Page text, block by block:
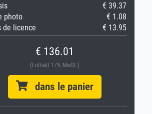
€ 39.37
photo
€ 1.08
de licence
€ 13.95
€ 136.01
(Enthält 17% MwSt.)
dans le panier